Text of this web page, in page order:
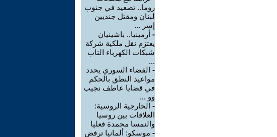
روما.. تصعيد في جنوب
لبنان ومقتل جنديين
إسر ...
- أرمينيا.. باشينيان
يعتزم نقل ملكية شركة
شبكات الكهرباء التاب
...
- القضاء السوري يحدد
مواعيد النطق بالحكم
في قضايا عاطف نجيب
وو ...
- الخارجية الروسية:
العلاقات بين روسيا
والنمسا مجمدة فعليا
- موسكو: ألمانيا ترفض